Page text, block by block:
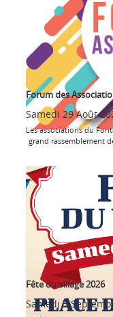
Forum des
Samedi 29 Août
Les associations du
grand rassemblement
Fête du village 2026
Samedi 5